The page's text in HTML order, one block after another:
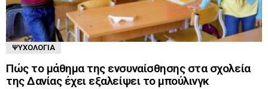
ΨΥΧΟΛΟΓΊΑ
Πώς το μάθημα της ενσυναίσθησης στα σχολεία
της Δανίας έχει εξαλείψει το μπούλινγκ